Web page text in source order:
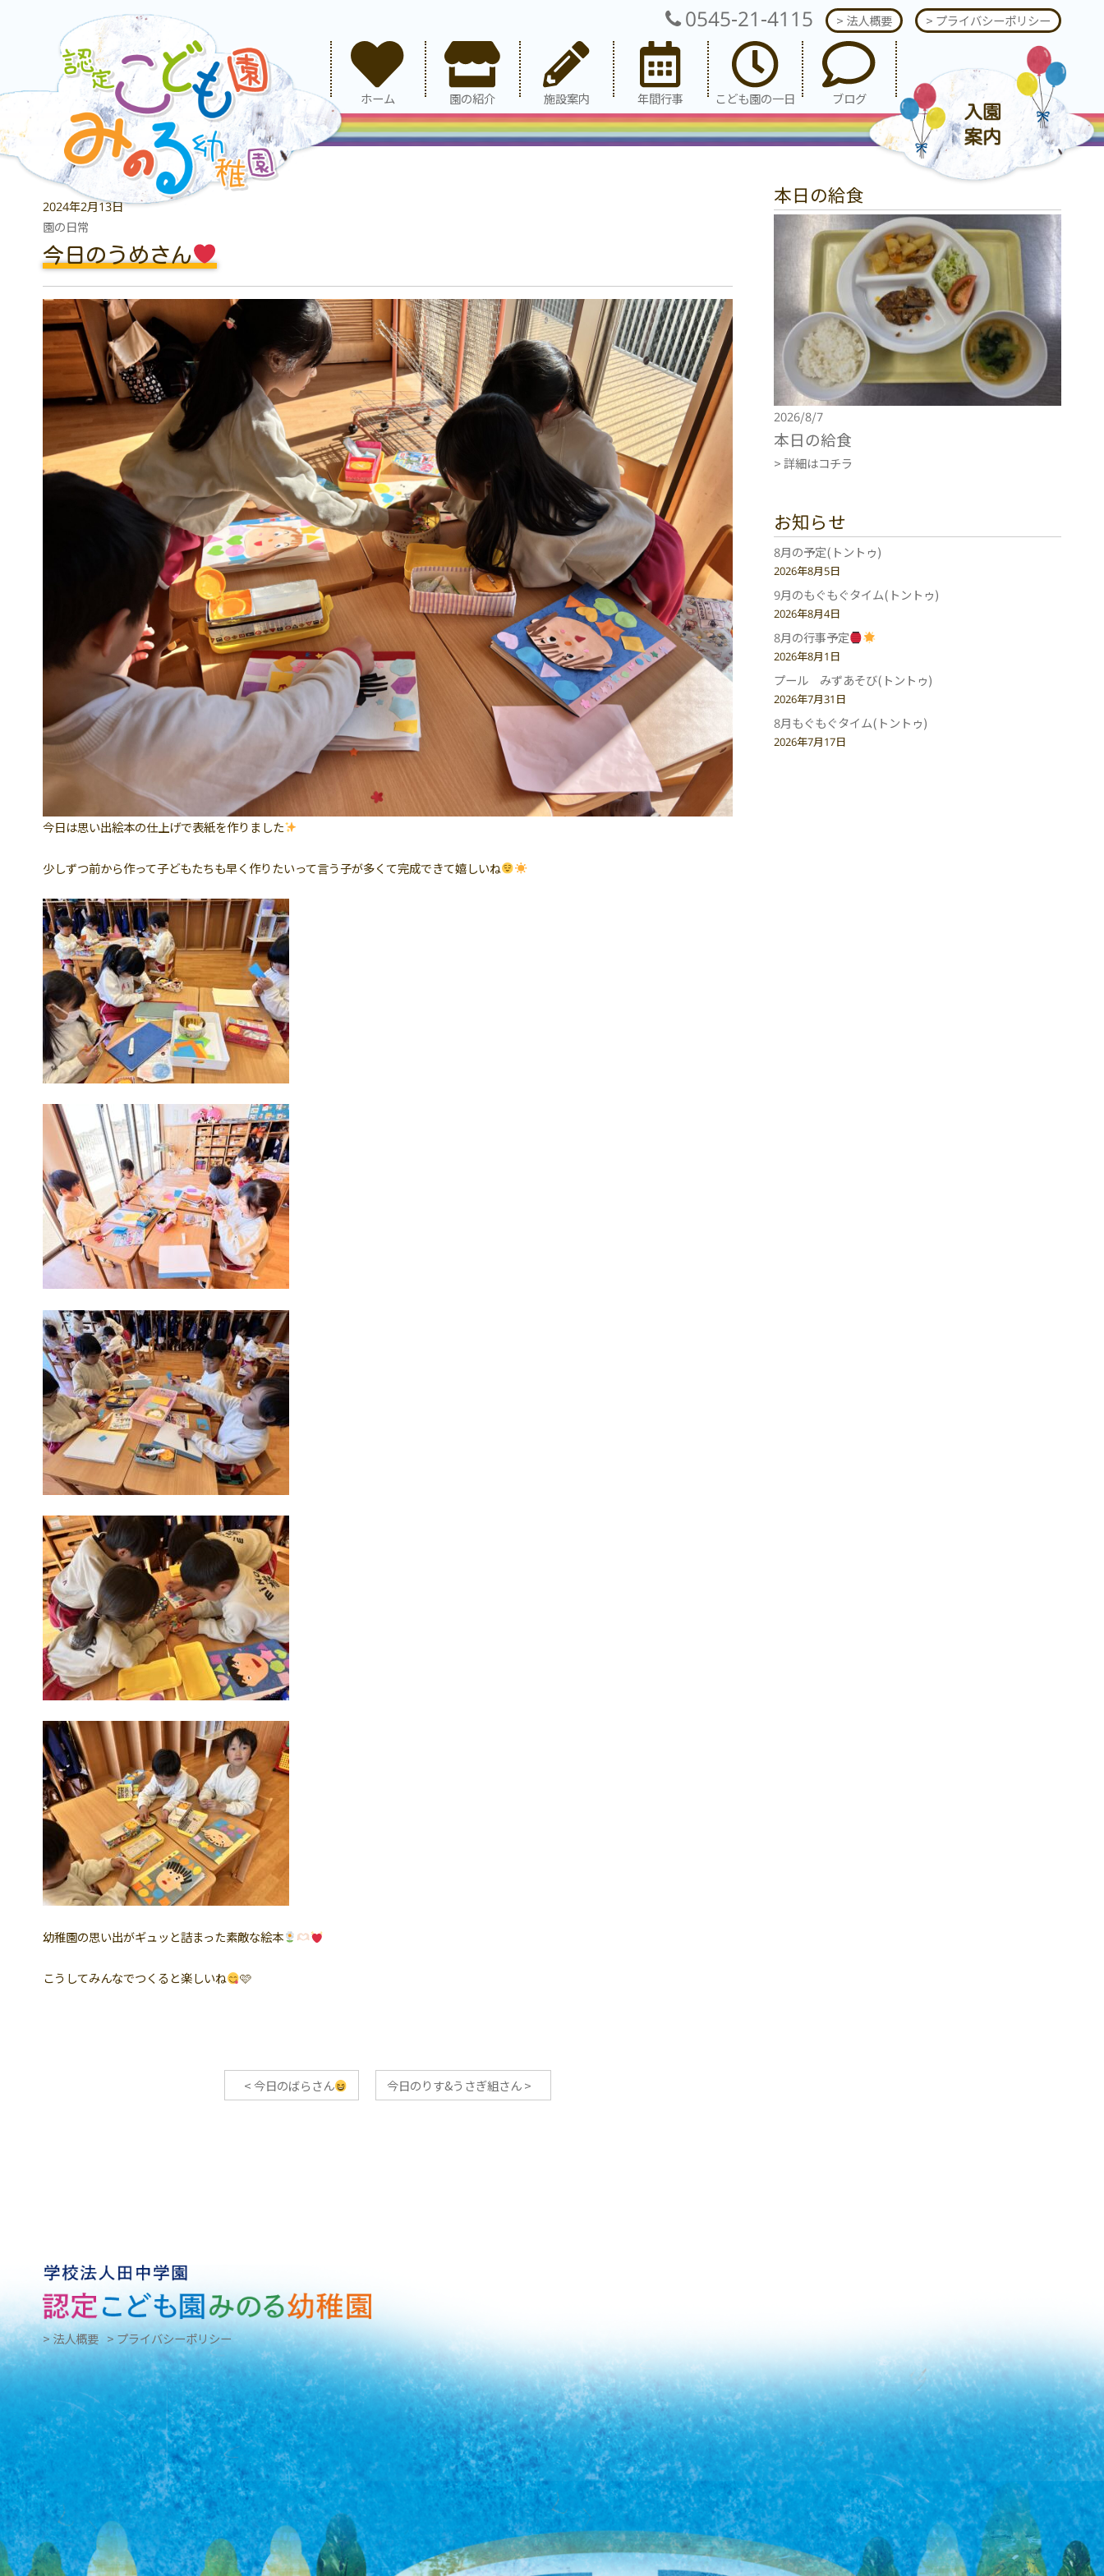
0545-21-4115 > 法人概要 > プライバシーポリシー
ホーム 園の紹介 施設案内 年間行事 こども園の一日 ブログ
2024年2月13日
園の日常
今日のうめさん
今日は思い出絵本の仕上げで表紙を作りました
少しずつ前から作って子どもたちも早く作りたいって言う子が多くて完成できて嬉しいね
幼稚園の思い出がギュッと詰まった素敵な絵本
こうしてみんなでつくると楽しいね 🩷
<今日のばらさん 今日のりす&うさぎ組さん>
本日の給食
2026/8/7
本日の給食
> 詳細はコチラ
お知らせ
8月の予定(トントゥ)
2026年8月5日
9月のもぐもぐタイム(トントゥ)
2026年8月4日
8月の行事予定
2026年8月1日
プール みずあそび(トントゥ)
2026年7月31日
8月もぐもぐタイム(トントゥ)
2026年7月17日
> 法人概要 > プライバシーポリシー